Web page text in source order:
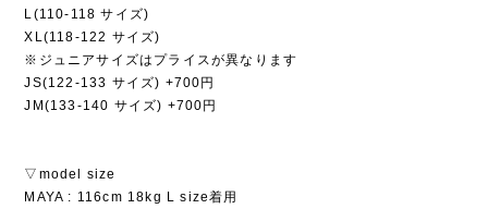
L(110-118 サイズ)
XL(118-122 サイズ)
※ジュニアサイズはプライスが異なります
JS(122-133 サイズ) +700円
JM(133-140 サイズ) +700円
▽model size
MAYA : 116cm 18kg L size着用